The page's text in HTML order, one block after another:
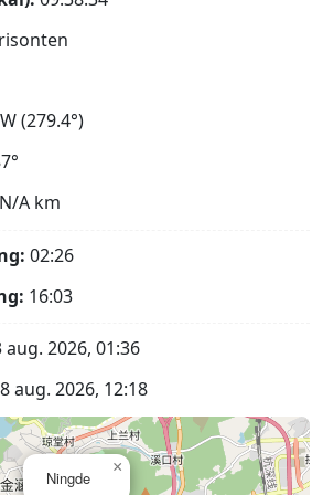
W (279.4°)
N/A km
02:26
16:03
aug. 2026, 01:36
aug. 2026, 12:18
Ningde
×